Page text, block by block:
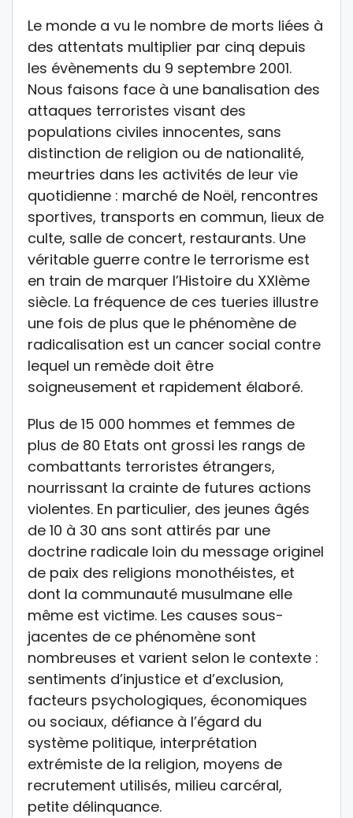
Le monde a vu le nombre de morts liées à
des attentats multiplier par cinq depuis
les évènements du 9 septembre 2001.
Nous faisons face à une banalisation des
attaques terroristes visant des
populations civiles innocentes, sans
distinction de religion ou de nationalité,
meurtries dans les activités de leur vie
quotidienne : marché de Noël, rencontres
sportives, transports en commun, lieux de
culte, salle de concert, restaurants. Une
véritable guerre contre le terrorisme est
en train de marquer l’Histoire du XXIème
siècle. La fréquence de ces tueries illustre
une fois de plus que le phénomène de
radicalisation est un cancer social contre
lequel un remède doit être
soigneusement et rapidement élaboré.
Plus de 15 000 hommes et femmes de
plus de 80 Etats ont grossi les rangs de
combattants terroristes étrangers,
nourrissant la crainte de futures actions
violentes. En particulier, des jeunes âgés
de 10 à 30 ans sont attirés par une
doctrine radicale loin du message originel
de paix des religions monothéistes, et
dont la communauté musulmane elle
même est victime. Les causes sous-
jacentes de ce phénomène sont
nombreuses et varient selon le contexte :
sentiments d’injustice et d’exclusion,
facteurs psychologiques, économiques
ou sociaux, défiance à l’égard du
système politique, interprétation
extrémiste de la religion, moyens de
recrutement utilisés, milieu carcéral,
petite délinquance.